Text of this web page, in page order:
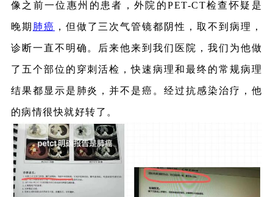
像之前一位惠州的患者，外院的PET-CT检查怀疑是
晚期 肺癌 ，但做了三次气管镜都阴性，取不到病理，
诊断一直不明确。后来他来到我们医院，我们为他做
了五个部位的穿刺活检，快速病理和最终的常规病理
结果都显示是肺炎，并不是癌。经过抗感染治疗，他
的病情很快就好转了。